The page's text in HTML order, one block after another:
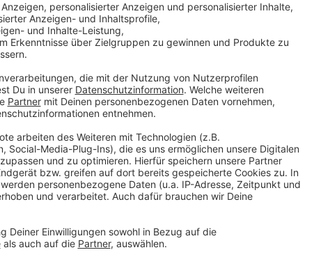
• Donnerstag, 9. April, 14 bis 18 Uhr
• Samstag, 11. April, 9 bis 15 Uhr
• Freitag, 17. April, 14 bis 18 Uhr
• Samstag, 18. April, 9 bis 15 Uhr
Auch die Gemeinde Ascheberg hat sich wegen vieler
Recyclinghöfe in Herbern und Ascheberg an bestimmten
aber einen Termin mit der Gemeinde vereinbaren. Auch hier
Termin: